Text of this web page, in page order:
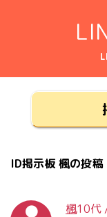
ID掲示板 楓の投稿
楓10代